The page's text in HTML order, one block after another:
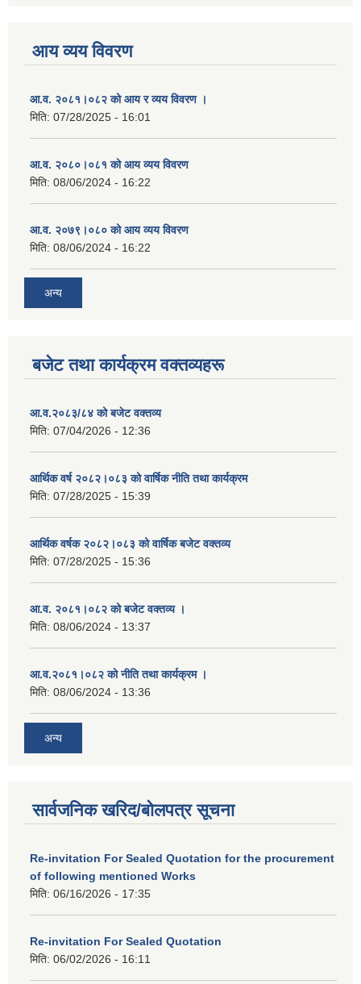
आय व्यय विवरण
आ.व. २०८१।०८२ को आय र व्यय विवरण ।
मिति: 07/28/2025 - 16:01
आ.व. २०८०।०८१ को आय व्यय विवरण
मिति: 08/06/2024 - 16:22
आ.व. २०७९।०८० को आय व्यय विवरण
मिति: 08/06/2024 - 16:22
अन्य
बजेट तथा कार्यक्रम वक्तव्यहरू
आ.व.२०८३/८४ को बजेट वक्तव्य
मिति: 07/04/2026 - 12:36
आर्थिक वर्ष २०८२।०८३ को वार्षिक नीति तथा कार्यक्रम
मिति: 07/28/2025 - 15:39
आर्थिक वर्षक २०८२।०८३ को वार्षिक बजेट वक्तव्य
मिति: 07/28/2025 - 15:36
आ.व. २०८१।०८२ को बजेट वक्तव्य ।
मिति: 08/06/2024 - 13:37
आ.व.२०८१।०८२ को नीति तथा कार्यक्रम ।
मिति: 08/06/2024 - 13:36
अन्य
सार्वजनिक खरिद/बोलपत्र सूचना
Re-invitation For Sealed Quotation for the procurement
of following mentioned Works
मिति: 06/16/2026 - 17:35
Re-invitation For Sealed Quotation
मिति: 06/02/2026 - 16:11